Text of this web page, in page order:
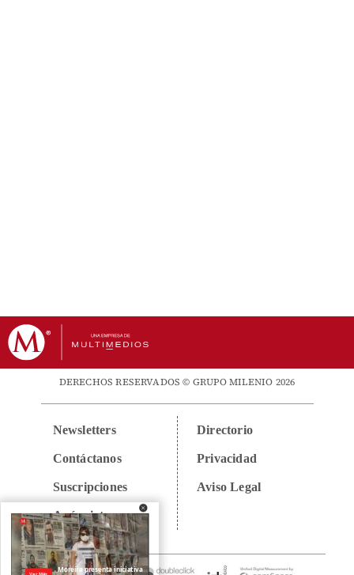
DERECHOS RESERVADOS © GRUPO MILENIO 2026
Newsletters
Contáctanos
Suscripciones
Anúnciate
Directorio
Privacidad
Aviso Legal